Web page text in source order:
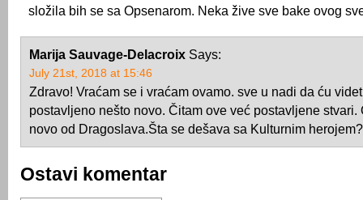
složila bih se sa Opsenarom. Neka žive sve bake ovog
Marija Sauvage-Delacroix Says:
July 21st, 2018 at 15:46
Zdravo! Vraćam se i vraćam ovamo. sve u nadi da ću
postavljeno nešto novo. Čitam ove već postavljene stvari.
novo od Dragoslava.Šta se dešava sa Kulturnim herojem?
Ostavi komentar